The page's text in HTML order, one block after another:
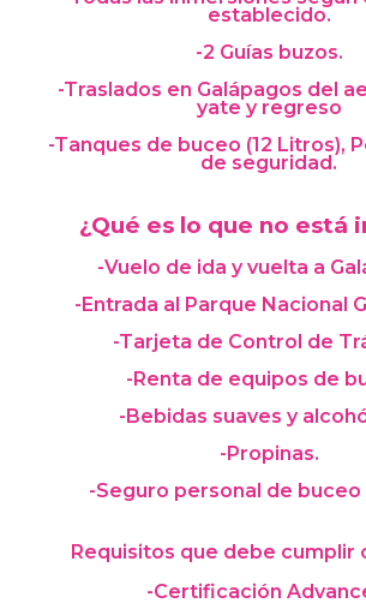
establecido.
-2 Guías buzos.
-Traslados en Galápagos del
yate y regreso
-Tanques de buceo (12 Litros),
de seguridad.
¿Qué es lo que no está
-Vuelo de ida y vuelta a
-Entrada al Parque Nacional
-Tarjeta de Control de
-Renta de equipos de
-Bebidas suaves y
-Propinas.
-Seguro personal de buceo
Requisitos que debe cumplir
-Certificación